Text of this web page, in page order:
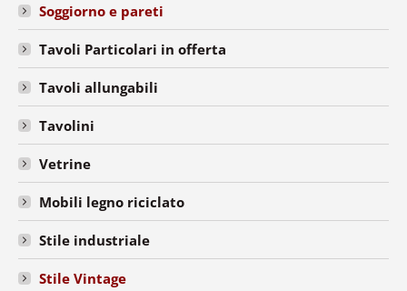
Soggiorno e pareti
Tavoli Particolari in offerta
Tavoli allungabili
Tavolini
Vetrine
Mobili legno riciclato
Stile industriale
Stile Vintage